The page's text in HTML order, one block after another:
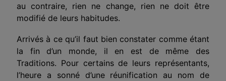
au contraire, rien ne change, rien ne doit être
modifié de leurs habitudes.
Arrivés à ce qu’il faut bien constater comme étant
la fin d’un monde, il en est de même des
Traditions. Pour certains de leurs représentants,
l’heure a sonné d’une réunification au nom de